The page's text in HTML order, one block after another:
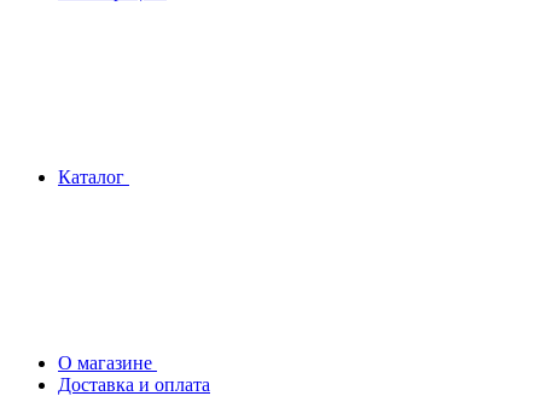
Каталог
О магазине
Доставка и оплата